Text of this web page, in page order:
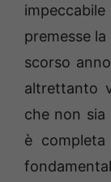
premesse
scorso
altrettanto
che non sia
è